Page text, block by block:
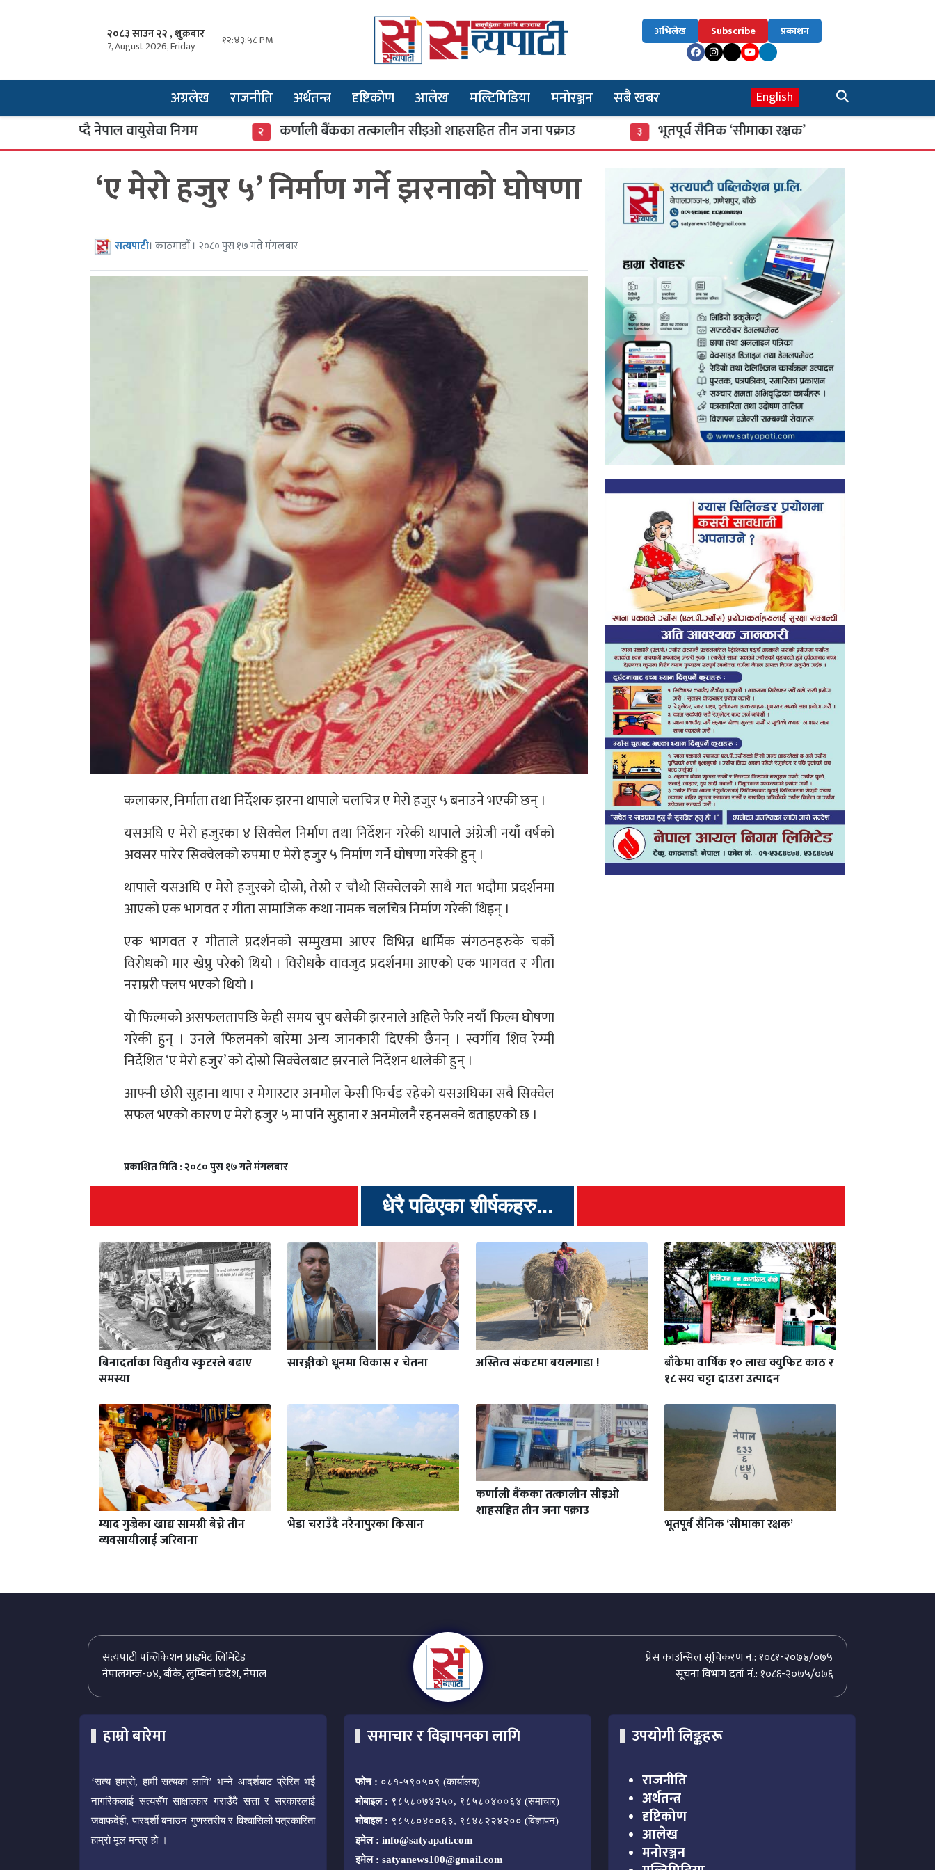
२०८३ साउन २२ , शुक्रबार
7, August 2026, Friday १२:४३:५९ PM
अभिलेख Subscribe प्रकाशन
अग्रलेख राजनीति अर्थतन्त्र दृष्टिकोण आलेख मल्टिमिडिया मनोरञ्जन सबै खबर English
नेपाल वायुसेवा निगम २ कर्णाली बैंकका तत्कालीन सीइओ शाहसहित तीन जना पक्राउ ३ भूतपूर्व सैनिक ‘सीमाका रक्षक’ ४
‘ए मेरो हजुर ५’ निर्माण गर्ने झरनाको घोषणा
सत्यपाटी। काठमाडौँ । २०८० पुस १७ गते मंगलबार
कलाकार, निर्माता तथा निर्देशक झरना थापाले चलचित्र ए मेरो हजुर ५ बनाउने भएकी छन् ।
यसअघि ए मेरो हजुरका ४ सिक्वेल निर्माण तथा निर्देशन गरेकी थापाले अंग्रेजी नयाँ वर्षको
अवसर पारेर सिक्वेलको रुपमा ए मेरो हजुर ५ निर्माण गर्ने घोषणा गरेकी हुन् ।
थापाले यसअघि ए मेरो हजुरको दोस्रो, तेस्रो र चौथो सिक्वेलको साथै गत भदौमा प्रदर्शनमा
आएको एक भागवत र गीता सामाजिक कथा नामक चलचित्र निर्माण गरेकी थिइन् ।
एक भागवत र गीताले प्रदर्शनको सम्मुखमा आएर विभिन्न धार्मिक संगठनहरुके चर्को
विरोधको मार खेप्नु परेको थियो । विरोधकै वावजुद प्रदर्शनमा आएको एक भागवत र गीता
नराम्ररी फ्लप भएको थियो ।
यो फिल्मको असफलतापछि केही समय चुप बसेकी झरनाले अहिले फेरि नयाँ फिल्म घोषणा
गरेकी हुन् । उनले फिलमको बारेमा अन्य जानकारी दिएकी छैनन् । स्वर्गीय शिव रेग्मी
निर्देशित ‘ए मेरो हजुर’ को दोस्रो सिक्वेलबाट झरनाले निर्देशन थालेकी हुन् ।
आफ्नी छोरी सुहाना थापा र मेगास्टार अनमोल केसी फिर्चड रहेको यसअघिका सबै सिक्वेल
सफल भएको कारण ए मेरो हजुर ५ मा पनि सुहाना र अनमोलनै रहनसक्ने बताइएको छ ।
प्रकाशित मिति : २०८० पुस १७ गते मंगलबार
धेरै पढिएका शीर्षकहरु...
बिनादर्ताका विद्युतीय स्कुटरले बढाए
समस्या
सारङ्गीको धूनमा विकास र चेतना अस्तित्व संकटमा बयलगाडा !
बाँकेमा वार्षिक १० लाख क्युफिट काठ र
१८ सय चट्टा दाउरा उत्पादन
म्याद गुज्रेका खाद्य सामग्री बेच्ने तीन
व्यवसायीलाई जरिवाना
भेडा चराउँदै नरैनापुरका किसान
कर्णाली बैंकका तत्कालीन सीइओ
शाहसहित तीन जना पक्राउ
भूतपूर्व सैनिक ‘सीमाका रक्षक’
प्रेस काउन्सिल सूचिकरण नं.: १०८१-२०७४/०७५
सत्यपाटी पब्लिकेशन प्राइभेट लिमिटेड
सूचना विभाग दर्ता नं.: १०८६-२०७५/०७६
नेपालगन्ज-०४, बाँके, लुम्बिनी प्रदेश, नेपाल
हाम्रो बारेमा
‘सत्य हाम्रो, हामी सत्यका लागि’ भन्ने आदर्शबाट प्रेरित भई
नागरिकलाई सत्यसँग साक्षात्कार गराउँदै सत्ता र सरकारलाई
जवाफदेही, पारदर्शी बनाउन गुणस्तरीय र विश्वासिलो पत्रकारिता
हाम्रो मूल मन्त्र हो ।
समाचार र विज्ञापनका लागि
फोन : ०८१-५९०५०९ (कार्यालय)
मोबाइल : ९८५८०७४२५०, ९८५८०४००६४ (समाचार)
मोबाइल : ९८५८०४००६३, ९८४८२२४२०० (विज्ञापन)
इमेल : info@satyapati.com
इमेल : satyanews100@gmail.com
उपयोगी लिङ्कहरू
राजनीति
अर्थतन्त्र
दृष्टिकोण
आलेख
मनोरञ्जन